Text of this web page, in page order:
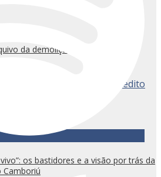
da demolição em Florianópolis
os bastidores e a visão por trás da
Camboriú